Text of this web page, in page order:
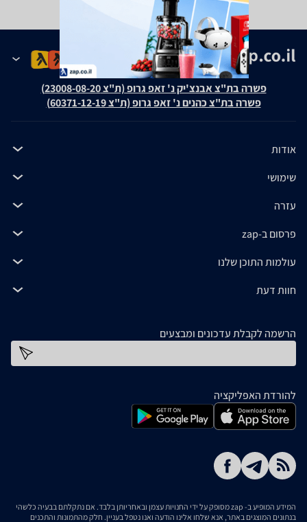
פשרה בת"צ אבנצ'יק נ' זאפ גרופ (ת"צ 23008-08-20)
פשרה בת"צ כהנים נ' זאפ גרופ (ת"צ 60371-12-19)
אודות
שימושי
עזרה
פרסום ב-zap
עולמות התוכן שלנו
חוות דעת
הרשמה לקבלת עדכונים ומבצעים
להורדת האפליקציה
המידע המופיע ב- zap מסופק על ידי החנויות עצמן ובאחריותן בלבד. אם נתקלתם בבעיה כלשהי
בנתונים המוצגים באתר, אנא שלחו אלינו הודעה ואנו נטפל בעניין. חלק מהתמונות והתכנים